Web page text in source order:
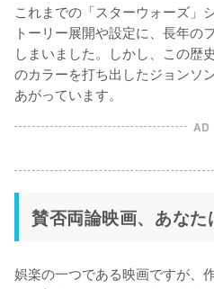
これまでの「スターウォーズ」
トーリー展開や設定に、長年の
しまいました。しかし、この歴
のカラーを打ち出したジョンソ
あがっています。
AD
賛否両論映画、あなた
娯楽の一つである映画ですが、